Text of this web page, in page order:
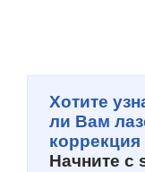
Хотите
ли Вам
коррекция
Начните с